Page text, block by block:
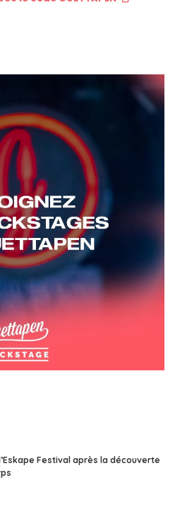
Festival après la découverte